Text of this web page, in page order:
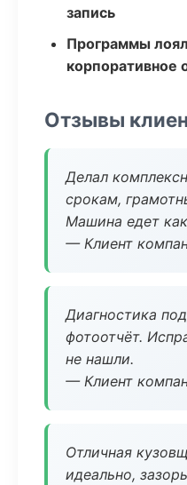
запись
Программы
корпоративное
Отзывы
Делал
срокам,
Машина едет
— Клиент
Диагностика
фотоотчёт.
не нашли.
— Клиент
Отличная
идеально,